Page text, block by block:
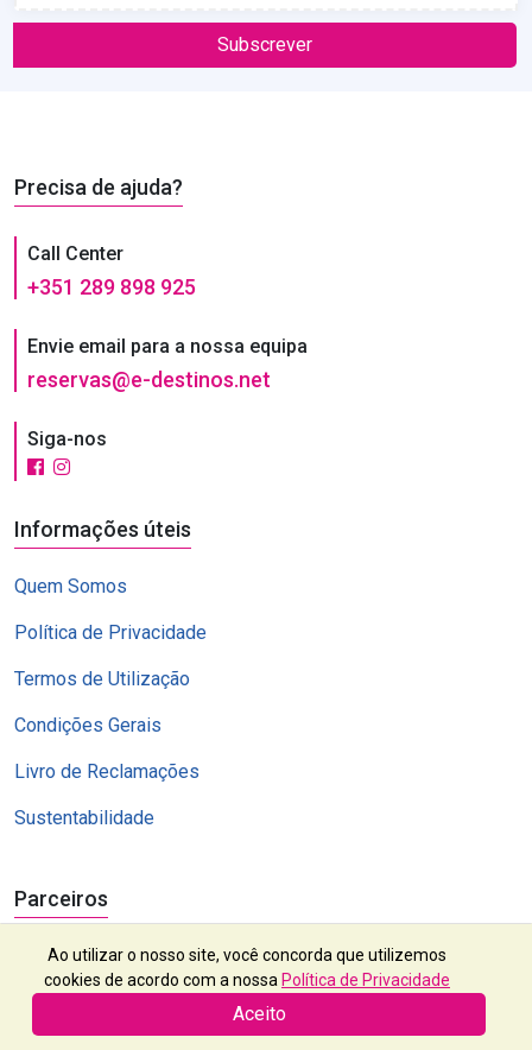
Subscrever
Precisa de ajuda?
Call Center
+351 289 898 925
Envie email para a nossa equipa
reservas@e-destinos.net
Siga-nos
Informações úteis
Quem Somos
Política de Privacidade
Termos de Utilização
Condições Gerais
Livro de Reclamações
Sustentabilidade
Parceiros
Ao utilizar o nosso site, você concorda que utilizemos
cookies de acordo com a nossa Política de Privacidade
Aceito